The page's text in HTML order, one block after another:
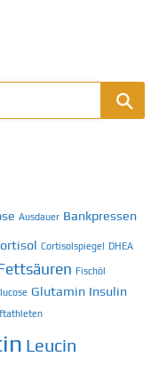
Ausdauer Bankpressen
Cortisolspiegel DHEA
Fischöl
Glutamin Insulin
Leucin